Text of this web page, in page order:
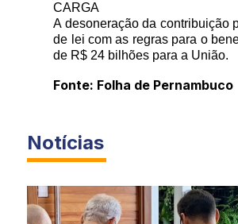
CARGA
A desoneração da contribuição
de lei com as regras para o
de R$ 24 bilhões para a União.
Fonte: Folha de Pernambuco
Notícias